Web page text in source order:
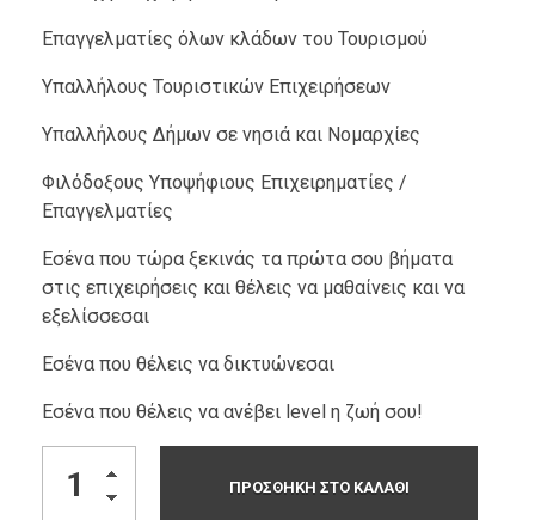
Επαγγελματίες όλων κλάδων του Τουρισμού
Υπαλλήλους Τουριστικών Επιχειρήσεων
Υπαλλήλους Δήμων σε νησιά και Νομαρχίες
Φιλόδοξους Υποψήφιους Επιχειρηματίες /
Επαγγελματίες
Εσένα που τώρα ξεκινάς τα πρώτα σου βήματα
στις επιχειρήσεις και θέλεις να μαθαίνεις και να
εξελίσσεσαι
Εσένα που θέλεις να δικτυώνεσαι
Εσένα που θέλεις να ανέβει level η ζωή σου!
ΠΡΟΣΘΉΚΗ ΣΤΟ ΚΑΛΆΘΙ